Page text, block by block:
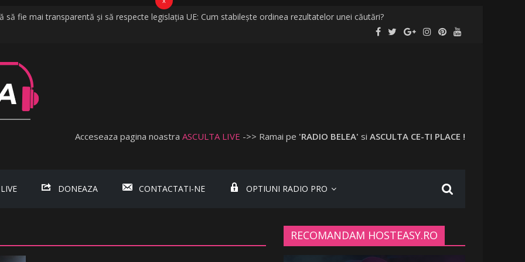
să fie mai transparentă și să respecte legislația UE: Cum stabilește ordinea rezultatelor unei căutări?
fosta soție a lui Tzancă Uraganu, la scurt timp după ce acesta a plecat în vacanță cu o altă femeie
Acceseaza pagina noastra ASCULTA LIVE ->> Ramai pe 'RADIO BELEA' si ASCULTA CE-TI PLACE !
DONEAZA CONTACTATI-NE OPTIUNI RADIO PRO
RECOMANDAM HOSTEASY.RO